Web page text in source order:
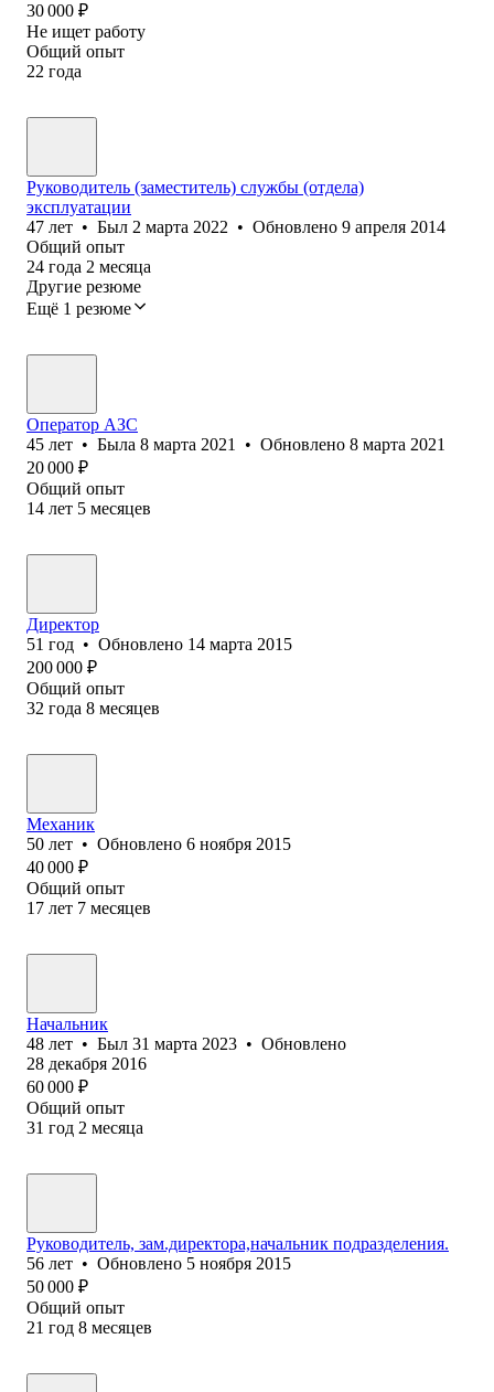
30 000 ₽
Не ищет работу
Общий опыт
22 года
Руководитель (заместитель) службы (отдела)
эксплуатации
47 лет • Был 2 марта 2022 • Обновлено 9 апреля 2014
Общий опыт
24 года 2 месяца
Другие резюме
Ещё 1 резюме
Оператор АЗС
45 лет • Была 8 марта 2021 • Обновлено 8 марта 2021
20 000 ₽
Общий опыт
14 лет 5 месяцев
Директор
51 год • Обновлено 14 марта 2015
200 000 ₽
Общий опыт
32 года 8 месяцев
Механик
50 лет • Обновлено 6 ноября 2015
40 000 ₽
Общий опыт
17 лет 7 месяцев
Начальник
48 лет • Был 31 марта 2023 • Обновлено
28 декабря 2016
60 000 ₽
Общий опыт
31 год 2 месяца
Руководитель, зам.директора,начальник подразделения.
56 лет • Обновлено 5 ноября 2015
50 000 ₽
Общий опыт
21 год 8 месяцев